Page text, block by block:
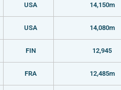
USA 14,150m
USA 14,080m
FIN 12,945
FRA 12,485m